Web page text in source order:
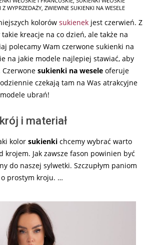
WYPRZEDAŻY, ZWIEWNE SUKIENKI NA WESELE
kolorów sukienek jest czerwień. Z
kreacje na co dzień, ale także na
polecamy Wam czerwone sukienki na
na jakie modele najlepiej stawiać, aby
sukienki na wesele oferuje
czekają tam na Was atrakcyjne
ubrań!
i materiał
kolor sukienki chcemy wybrać warto
krojem. Jak zawsze fason powinien być
do naszej sylwetki. Szczupłym paniom
prostym kroju. …